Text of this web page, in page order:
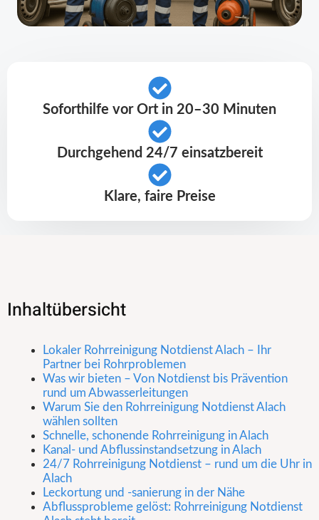
Soforthilfe vor Ort in 20–30 Minuten
Durchgehend 24/7 einsatzbereit
Klare, faire Preise
Inhaltübersicht
Lokaler Rohrreinigung Notdienst Alach – Ihr
Partner bei Rohrproblemen
Was wir bieten – Von Notdienst bis Prävention
rund um Abwasserleitungen
Warum Sie den Rohrreinigung Notdienst Alach
wählen sollten
Schnelle, schonende Rohrreinigung in Alach
Kanal- und Abflussinstandsetzung in Alach
24/7 Rohrreinigung Notdienst – rund um die Uhr in
Alach
Leckortung und -sanierung in der Nähe
Abflussprobleme gelöst: Rohrreinigung Notdienst